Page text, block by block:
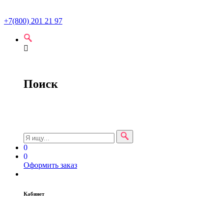
+7(800) 201 21 97
Поиск
0
0
Оформить заказ
Кабинет